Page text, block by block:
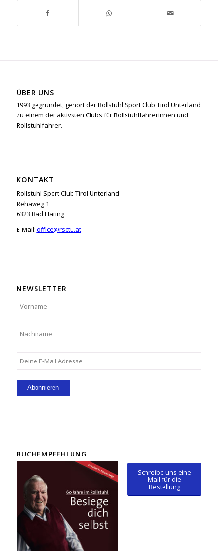
ÜBER UNS
1993 gegründet, gehört der Rollstuhl Sport Club Tirol Unterland
zu einem der aktivsten Clubs für Rollstuhlfahrerinnen und
Rollstuhlfahrer.
KONTAKT
Rollstuhl Sport Club Tirol Unterland
Rehaweg 1
6323 Bad Häring
E-Mail: office@rsctu.at
NEWSLETTER
BUCHEMPFEHLUNG
Schreibe uns eine
Mail für die
Bestellung